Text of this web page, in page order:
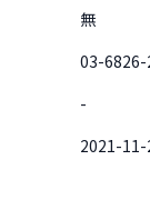
無
03-6826-
-
2021-